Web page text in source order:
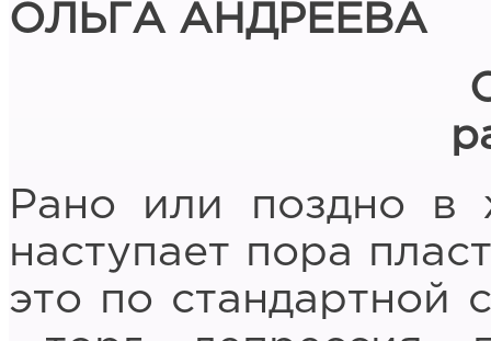
ОЛЬГА АНДРЕЕВА
Рано или поздно в
наступает пора
это по стандартной